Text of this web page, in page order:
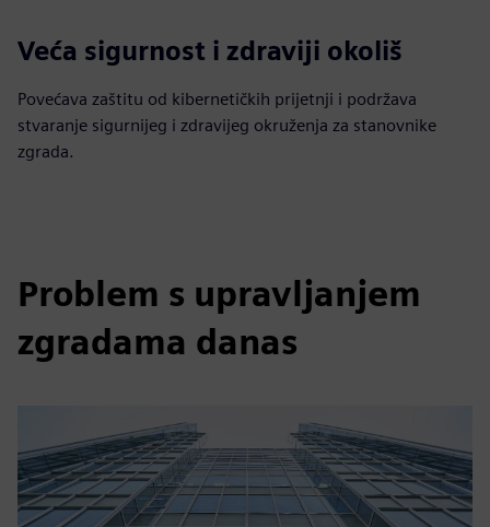
Veća sigurnost i zdraviji okoliš
Povećava zaštitu od kibernetičkih prijetnji i podržava
stvaranje sigurnijeg i zdravijeg okruženja za stanovnike
zgrada.
Problem s upravljanjem
zgradama danas